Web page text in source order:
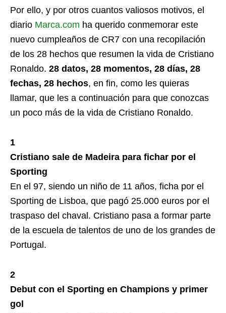
Por ello, y por otros cuantos valiosos motivos, el
diario Marca.com ha querido conmemorar este
nuevo cumpleaños de CR7 con una recopilación
de los 28 hechos que resumen la vida de Cristiano
Ronaldo. 28 datos, 28 momentos, 28 días, 28
fechas, 28 hechos, en fin, como les quieras
llamar, que les a continuación para que conozcas
un poco más de la vida de Cristiano Ronaldo.
1
Cristiano sale de Madeira para fichar por el
Sporting
En el 97, siendo un niño de 11 años, ficha por el
Sporting de Lisboa, que pagó 25.000 euros por el
traspaso del chaval. Cristiano pasa a formar parte
de la escuela de talentos de uno de los grandes de
Portugal.
2
Debut con el Sporting en Champions y primer
gol